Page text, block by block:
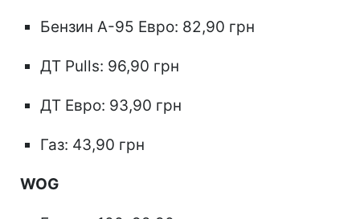
Бензин А-95 Евро: 82,90 грн
ДТ Pulls: 96,90 грн
ДТ Евро: 93,90 грн
Газ: 43,90 грн
WOG